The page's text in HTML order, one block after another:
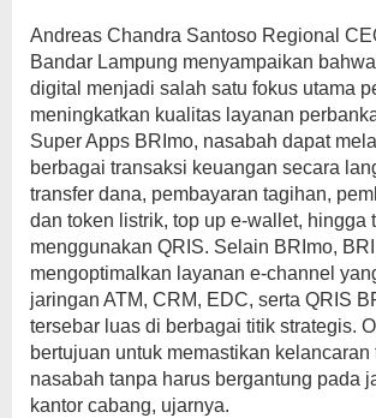
Andreas Chandra Santoso Regional
Bandar Lampung menyampaikan
digital menjadi salah satu fokus utama
meningkatkan kualitas layanan
Super Apps BRImo, nasabah dapat
berbagai transaksi keuangan secara
transfer dana, pembayaran tagihan,
dan token listrik, top up e-wallet, hingga
menggunakan QRIS. Selain BRImo,
mengoptimalkan layanan e-channel
jaringan ATM, CRM, EDC, serta QRIS
tersebar luas di berbagai titik strategis.
bertujuan untuk memastikan kelancaran
nasabah tanpa harus bergantung pada
kantor cabang, ujarnya.